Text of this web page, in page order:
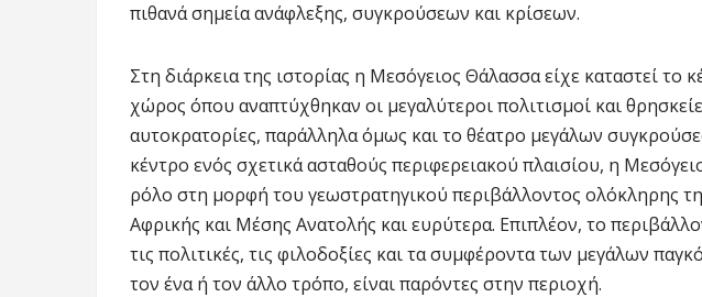
πιθανά σημεία ανάφλεξης, συγκρούσεων και κρίσεων.
Στη διάρκεια της ιστορίας η Μεσόγειος Θάλασσα είχε καταστεί το
χώρος όπου αναπτύχθηκαν οι μεγαλύτεροι πολιτισμοί και
αυτοκρατορίες, παράλληλα όμως και το θέατρο μεγάλων
κέντρο ενός σχετικά ασταθούς περιφερειακού πλαισίου, η
ρόλο στη μορφή του γεωστρατηγικού περιβάλλοντος ολόκληρης
Αφρικής και Μέσης Ανατολής και ευρύτερα. Επιπλέον, το
τις πολιτικές, τις φιλοδοξίες και τα συμφέροντα των μεγάλων
τον ένα ή τον άλλο τρόπο, είναι παρόντες στην περιοχή.